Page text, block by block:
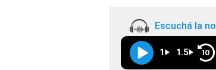
Escuchá la
1 1.5 10